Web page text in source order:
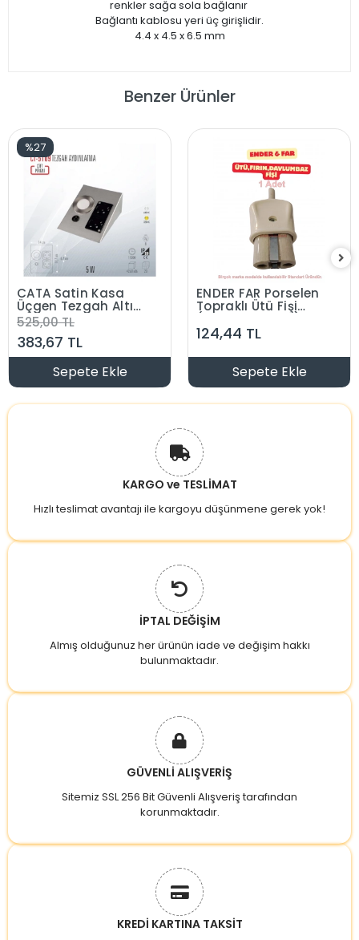
renkler sağa sola bağlanır
Bağlantı kablosu yeri üç girişlidir.
4.4 x 4.5 x 6.5 mm
Benzer Ürünler
%27
CATA Satin Kasa
Üçgen Tezgah Altı
Çift Priz 1w Beyaz
Işık Anahtarlı Spot
220v (Krom Kasa)
525,00 TL
383,67 TL
Sepete Ekle
ENDER FAR Porselen
Topraklı Ütü Fişi
124,44 TL
Sepete Ekle
KARGO ve TESLİMAT
Hızlı teslimat avantajı ile kargoyu düşünmene gerek yok!
İPTAL DEĞİŞİM
Almış olduğunuz her ürünün iade ve değişim hakkı
bulunmaktadır.
GÜVENLİ ALIŞVERİŞ
Sitemiz SSL 256 Bit Güvenli Alışveriş tarafından
korunmaktadır.
KREDİ KARTINA TAKSİT